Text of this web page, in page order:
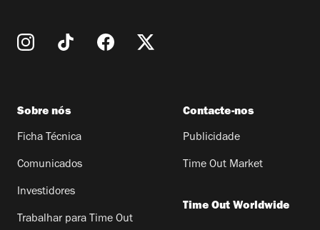
Sobre nós
Ficha Técnica
Comunicados
Investidores
Trabalhar para Time Out
Contacte-nos
Publicidade
Time Out Market
Time Out Worldwide